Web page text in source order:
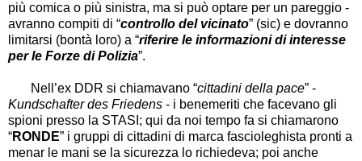
più comica o più sinistra, ma si può optare per un pareggio -
avranno compiti di “controllo del vicinato” (sic) e dovranno
limitarsi (bontà loro) a “riferire le informazioni di interesse
per le Forze di Polizia”.
Nell ’ex DDR si chiamavano “cittadini della pace” -
Kundschafter des Friedens - i benemeriti che facevano gli
spioni presso la STASI; qui da noi tempo fa si chiamarono
“RONDE” i gruppi di cittadini di marca fascioleghista pronti a
menar le mani se la sicurezza lo richiedeva; poi anche